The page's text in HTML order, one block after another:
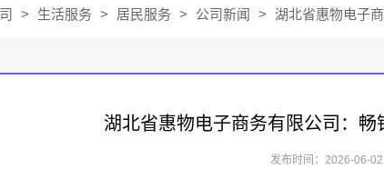
> 生活服务 > 居民服务 > 公司新闻 > 湖北省惠物电子
湖北省惠物电子商务有限公司：
发布时间：2026-06-